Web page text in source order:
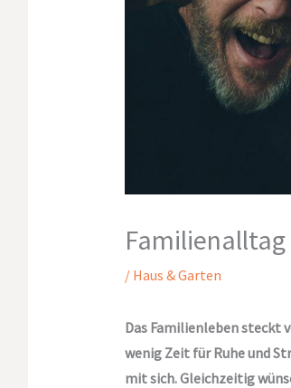
/ Haus & Garten
Das Familienleben steckt
wenig Zeit für Ruhe und
mit sich. Gleichzeitig